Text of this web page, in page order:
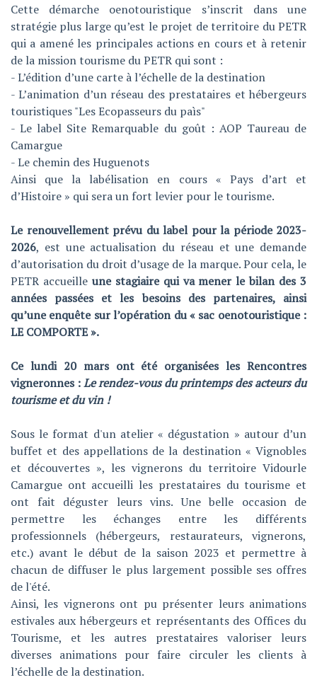
Cette démarche oenotouristique s’inscrit dans une
stratégie plus large qu’est le projet de territoire du PETR
qui a amené les principales actions en cours et à retenir
de la mission tourisme du PETR qui sont :
- L’édition d’une carte à l’échelle de la destination
- L’animation d’un réseau des prestataires et hébergeurs
touristiques "Les Ecopasseurs du paìs"
- Le label Site Remarquable du goût : AOP Taureau de
Camargue
- Le chemin des Huguenots
Ainsi que la labélisation en cours « Pays d’art et
d’Histoire » qui sera un fort levier pour le tourisme.
Le renouvellement prévu du label pour la période 2023-
2026, est une actualisation du réseau et une demande
d’autorisation du droit d’usage de la marque. Pour cela, le
PETR accueille une stagiaire qui va mener le bilan des 3
années passées et les besoins des partenaires, ainsi
qu’une enquête sur l’opération du « sac oenotouristique :
LE COMPORTE ».
Ce lundi 20 mars ont été organisées les Rencontres
vigneronnes :Le rendez-vous du printemps des acteurs du
tourisme et du vin !
Sous le format d'un atelier « dégustation » autour d’un
buffet et des appellations de la destination « Vignobles
et découvertes », les vignerons du territoire Vidourle
Camargue ont accueilli les prestataires du tourisme et
ont fait déguster leurs vins. Une belle occasion de
permettre les échanges entre les différents
professionnels (hébergeurs, restaurateurs, vignerons,
etc.) avant le début de la saison 2023 et permettre à
chacun de diffuser le plus largement possible ses offres
de l'été.
Ainsi, les vignerons ont pu présenter leurs animations
estivales aux hébergeurs et représentants des Offices du
Tourisme, et les autres prestataires valoriser leurs
diverses animations pour faire circuler les clients à
l’échelle de la destination.